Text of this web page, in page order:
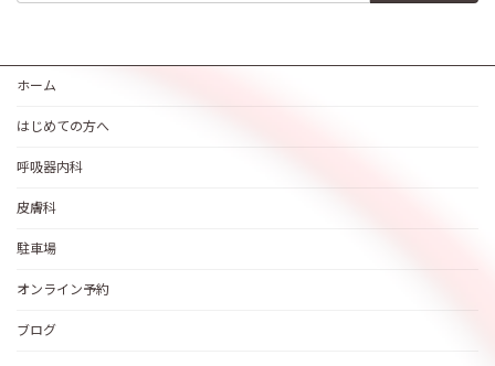
ホーム
はじめての方へ
呼吸器内科
皮膚科
駐車場
オンライン予約
ブログ